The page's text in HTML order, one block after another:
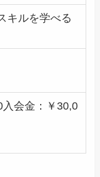
キルを学べる
会金：￥30,0